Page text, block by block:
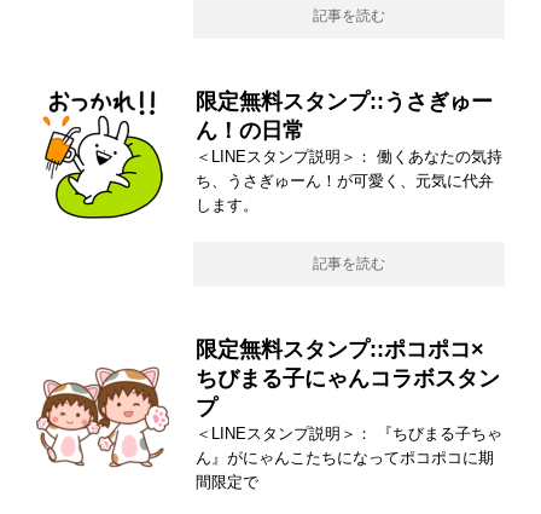
記事を読む
限定無料スタンプ::うさぎゅー
ん！の日常
＜LINEスタンプ説明＞： 働くあなたの気持
ち、うさぎゅーん！が可愛く、元気に代弁
します。
記事を読む
限定無料スタンプ::ポコポコ×
ちびまる子にゃんコラボスタン
プ
＜LINEスタンプ説明＞： 『ちびまる子ちゃ
ん』がにゃんこたちになってポコポコに期
間限定で